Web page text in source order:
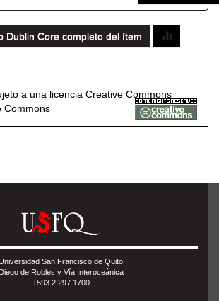
Dublin Core completo del ítem
a una licencia Creative Commons
Commons
San Francisco de Quito
Diego de Robles y Vía Interoceánica
+593 2 297 1700